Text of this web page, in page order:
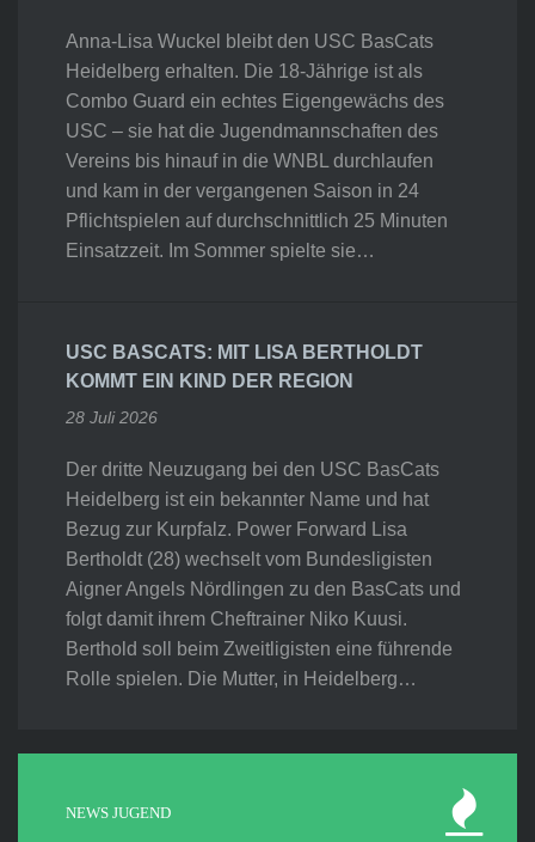
Anna-Lisa Wuckel bleibt den USC BasCats
Heidelberg erhalten. Die 18-Jährige ist als
Combo Guard ein echtes Eigengewächs des
USC – sie hat die Jugendmannschaften des
Vereins bis hinauf in die WNBL durchlaufen
und kam in der vergangenen Saison in 24
Pflichtspielen auf durchschnittlich 25 Minuten
Einsatzzeit. Im Sommer spielte sie…
USC BASCATS: MIT LISA BERTHOLDT
KOMMT EIN KIND DER REGION
28 Juli 2026
Der dritte Neuzugang bei den USC BasCats
Heidelberg ist ein bekannter Name und hat
Bezug zur Kurpfalz. Power Forward Lisa
Bertholdt (28) wechselt vom Bundesligisten
Aigner Angels Nördlingen zu den BasCats und
folgt damit ihrem Cheftrainer Niko Kuusi.
Berthold soll beim Zweitligisten eine führende
Rolle spielen. Die Mutter, in Heidelberg…
NEWS JUGEND